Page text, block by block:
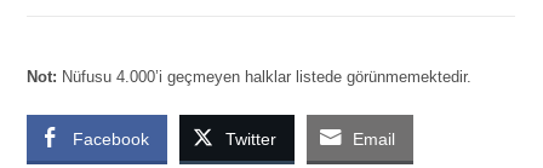
Not: Nüfusu 4.000’i geçmeyen halklar listede görünmemektedir.
Facebook Twitter Email